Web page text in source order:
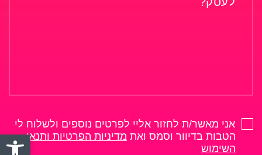
פתח
אני מאשר/ת לחזור אליי לפרטים נוספים ולשלוח לי
הטבות בדיוור וסמס ואת מדיניות הפרטיות ותנאי
השימוש